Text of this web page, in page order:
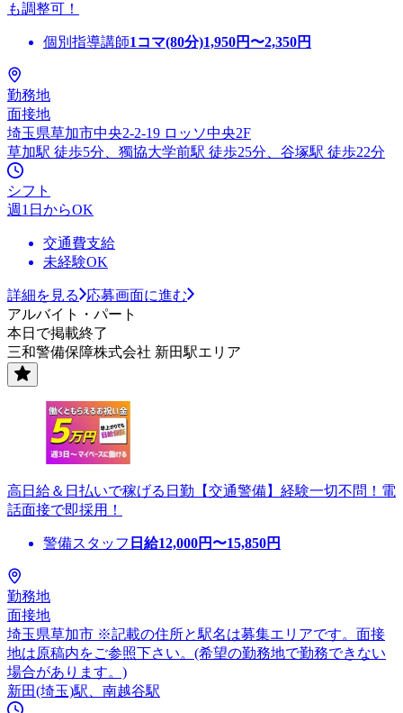
も調整可！
個別指導講師1コマ(80分)1,950円〜2,350円
勤務地
面接地
埼玉県草加市中央2-2-19 ロッソ中央2F
草加駅 徒歩5分、獨協大学前駅 徒歩25分、谷塚駅 徒歩22分
シフト
週1日からOK
交通費支給
未経験OK
詳細を見る
応募画面に進む
アルバイト・パート
本日で掲載終了
三和警備保障株式会社 新田駅エリア
高日給＆日払いで稼げる日勤【交通警備】経験一切不問！電
話面接で即採用！
警備スタッフ 日給12,000円〜15,850円
勤務地
面接地
埼玉県草加市 ※記載の住所と駅名は募集エリアです。面接
地は原稿内をご参照下さい。(希望の勤務地で勤務できない
場合があります。)
新田(埼玉)駅、南越谷駅